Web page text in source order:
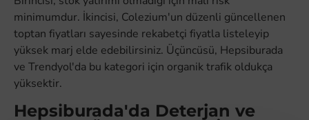
minimumdur. İkincisi, Colezium'un düzenli güncellenen
toptan fiyatları sayesinde rekabetçi fiyatla listeleyip
yüksek marj elde edebilirsiniz. Üçüncüsü, Hepsiburada
ve Trendyol'da bu kategori için organik trafik oldukça
yüksektir.
Hepsiburada'da Deterjan ve